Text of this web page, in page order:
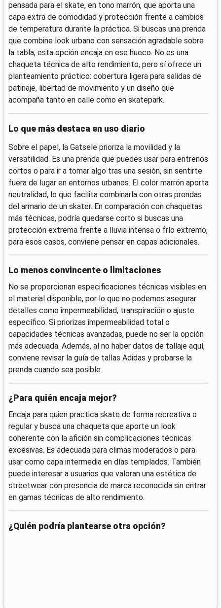
pensada para el skate, en tono marrón, que aporta una
capa extra de comodidad y protección frente a cambios
de temperatura durante la práctica. Si buscas una prenda
que combine look urbano con sensación agradable sobre
la tabla, esta opción encaja en ese hueco. No es una
chaqueta técnica de alto rendimiento, pero sí ofrece un
planteamiento práctico: cobertura ligera para salidas de
patinaje, libertad de movimiento y un diseño que
acompaña tanto en calle como en skatepark.
Lo que más destaca en uso diario
Sobre el papel, la Gatsele prioriza la movilidad y la
versatilidad. Es una prenda que puedes usar para entrenos
cortos o para ir a tomar algo tras una sesión, sin sentirte
fuera de lugar en entornos urbanos. El color marrón aporta
neutralidad, lo que facilita combinarla con otras prendas
del armario de un skater. En comparación con chaquetas
más técnicas, podría quedarse corto si buscas una
protección extrema frente a lluvia intensa o frío extremo,
para esos casos, conviene pensar en capas adicionales.
Lo menos convincente o limitaciones
No se proporcionan especificaciones técnicas visibles en
el material disponible, por lo que no podemos asegurar
detalles como impermeabilidad, transpiración o ajuste
específico. Si priorizas impermeabilidad total o
capacidades técnicas avanzadas, puede no ser la opción
más adecuada. Además, al no haber datos de tallaje aquí,
conviene revisar la guía de tallas Adidas y probarse la
prenda cuando sea posible.
¿Para quién encaja mejor?
Encaja para quien practica skate de forma recreativa o
regular y busca una chaqueta que aporte un look
coherente con la afición sin complicaciones técnicas
excesivas. Es adecuada para climas moderados o para
usar como capa intermedia en días templados. También
puede interesar a usuarios que valoran una estética de
streetwear con presencia de marca reconocida sin entrar
en gamas técnicas de alto rendimiento.
¿Quién podría plantearse otra opción?